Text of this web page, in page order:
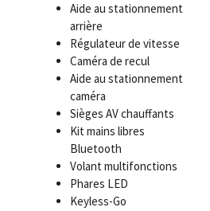
Aide au stationnement
arrière
Régulateur de vitesse
Caméra de recul
Aide au stationnement
caméra
Sièges AV chauffants
Kit mains libres
Bluetooth
Volant multifonctions
Phares LED
Keyless-Go